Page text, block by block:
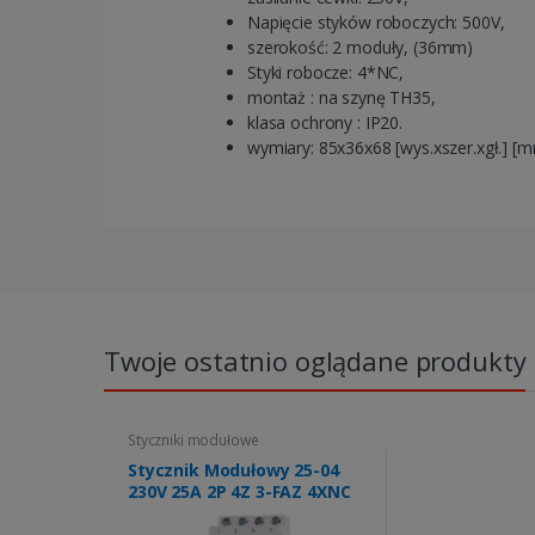
Napięcie styków roboczych: 500V,
szerokość: 2 moduły, (36mm)
Styki robocze: 4*NC,
montaż : na szynę TH35,
klasa ochrony : IP20.
wymiary: 85x36x68 [wys.xszer.xgł.]
Twoje ostatnio oglądane produkty
Styczniki modułowe
Stycznik Modułowy 25-04
230V 25A 2P 4Z 3-FAZ 4XNC